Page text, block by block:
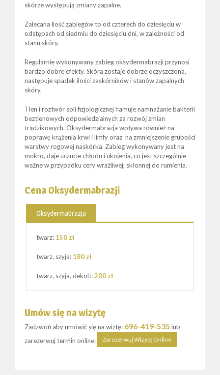
skórze występują zmiany zapalne.
Zalecana ilość zabiegów to od czterech do dziesięciu w
odstępach od siedmiu do dziesięciu dni, w zależności od
stanu skóry.
Regularnie wykonywany zabieg oksydermabrazji przynosi
bardzo dobre efekty. Skóra zostaje dobrze oczyszczona,
następuje spadek ilości zaskórników i stanów zapalnych
skóry.
Tlen i roztwór soli fizjologicznej hamuje namnażanie bakterii
beztlenowych odpowiedzialnych za rozwój zmian
trądzikowych. Oksydermabrazja wpływa również na
poprawę krążenia krwi i limfy oraz na zmniejszenie grubości
warstwy rogowej naskórka. Zabieg wykonywany jest na
mokro, daje uczucie chłodu i ukojenia, co jest szczególnie
ważne w przypadku cery wrażliwej, skłonnej do rumienia.
Cena Oksydermabrazji
Oksydermabrazja
twarz: 150 zł
twarz, szyja: 180 zł
twarz, szyja, dekolt:200 zł
Umów się na wizytę
Zadzwoń aby umówić się na wiztę: 696-419-535 lub
zarezerwuj termin online:
Zarezerwuj Wizytę Online